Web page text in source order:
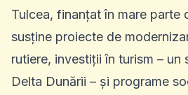
Tulcea, finanțat în mare parte
susține proiecte de
rutiere, investiții în turism – un
Delta Dunării – și programe